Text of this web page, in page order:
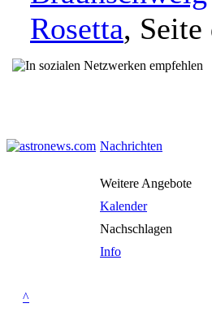
Rosetta, Seite
Nachrichten
Weitere Angebote
Kalender
Nachschlagen
Info
^